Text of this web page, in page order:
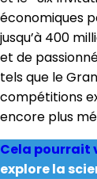
économiques
jusqu’à 400
et de
tels que le
compétitions
encore plus
Cela pourrait
explore la